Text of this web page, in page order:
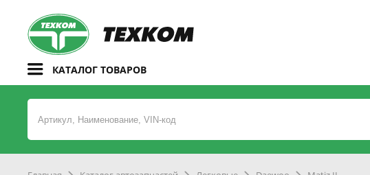
КАТАЛОГ ТОВАРОВ